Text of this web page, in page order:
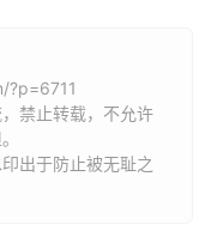
禁止转载，不允许
出于防止被无耻之